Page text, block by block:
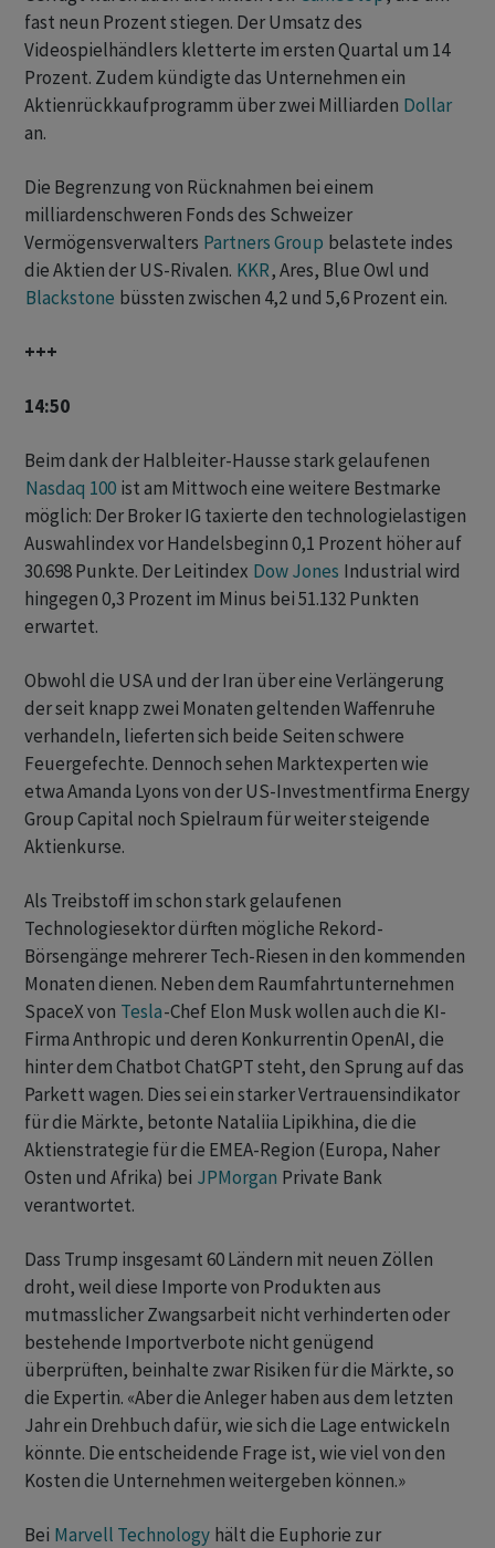
fast neun ⁠Prozent stiegen. Der Umsatz des
Videospielhändlers kletterte im ersten Quartal um ‌14
Prozent. Zudem kündigte das Unternehmen ein
Aktienrückkaufprogramm über zwei Milliarden Dollar
an.
Die Begrenzung von Rücknahmen bei einem
milliardenschweren Fonds des ‌Schweizer
Vermögensverwalters Partners Group belastete indes
die Aktien ​der US-Rivalen. KKR, Ares, Blue Owl und
Blackstone büssten zwischen 4,2 und 5,6 Prozent ein.
+++
14:50
Beim dank der Halbleiter-Hausse stark gelaufenen
Nasdaq 100 ist am Mittwoch eine weitere Bestmarke
möglich: Der Broker IG taxierte den technologielastigen
Auswahlindex vor Handelsbeginn 0,1 Prozent höher auf
30.698 Punkte. Der Leitindex Dow Jones Industrial wird
hingegen 0,3 Prozent im Minus bei 51.132 Punkten
erwartet.
Obwohl die USA und der Iran über eine Verlängerung
der seit knapp zwei Monaten geltenden Waffenruhe
verhandeln, lieferten sich beide Seiten schwere
Feuergefechte. Dennoch sehen Marktexperten wie
etwa Amanda Lyons von der US-Investmentfirma Energy
Group Capital noch Spielraum für weiter steigende
Aktienkurse.
Als Treibstoff im schon stark gelaufenen
Technologiesektor dürften mögliche Rekord-
Börsengänge mehrerer Tech-Riesen in den kommenden
Monaten dienen. Neben dem Raumfahrtunternehmen
SpaceX von Tesla-Chef Elon Musk wollen auch die KI-
Firma Anthropic und deren Konkurrentin OpenAI, die
hinter dem Chatbot ChatGPT steht, den Sprung auf das
Parkett wagen. Dies sei ein starker Vertrauensindikator
für die Märkte, betonte Nataliia Lipikhina, die die
Aktienstrategie für die EMEA-Region (Europa, Naher
Osten und Afrika) bei JPMorgan Private Bank
verantwortet.
Dass Trump insgesamt 60 Ländern mit neuen Zöllen
droht, weil diese Importe von Produkten aus
mutmasslicher Zwangsarbeit nicht verhinderten oder
bestehende Importverbote nicht genügend
überprüften, beinhalte zwar Risiken für die Märkte, so
die Expertin. «Aber die Anleger haben aus dem letzten
Jahr ein Drehbuch dafür, wie sich die Lage entwickeln
könnte. Die entscheidende Frage ist, wie viel von den
Kosten die Unternehmen weitergeben können.»
Bei Marvell Technology hält die Euphorie zur